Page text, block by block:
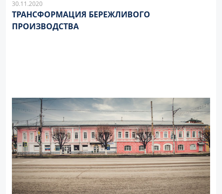
30.11.2020
ТРАНСФОРМАЦИЯ БЕРЕЖЛИВОГО
ПРОИЗВОДСТВА